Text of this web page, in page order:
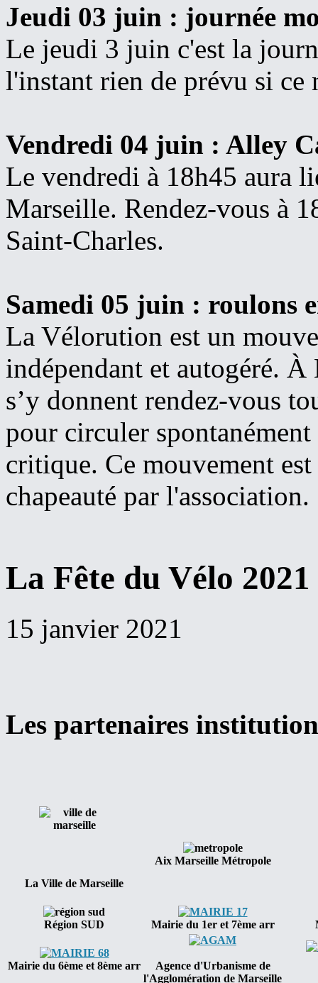
Jeudi 03 juin : journée
Le jeudi 3 juin c'est la
l'instant rien de prévu si ce
Vendredi 04 juin : Alley
Le vendredi à 18h45 aura
Marseille. Rendez-vous à
Saint-Charles.
Samedi 05 juin : roulons
La Vélorution est un
indépendant et autogéré.
s’y donnent rendez-vous
pour circuler
critique. Ce mouvement
chapeauté par l'association.
La Fête du Vélo
15 janvier 2021
Les partenaires
La Ville de Marseille
Aix Marseille Métropole
Région SUD Mairie du 1er et 7ème arr
Mairie du 6ème et 8ème arr
Agence d'Urbanisme de
l'Agglomération de Marseille